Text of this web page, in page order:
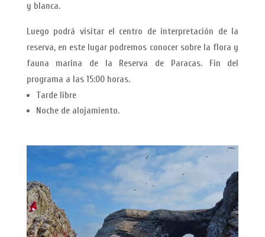
y blanca.
Luego podrá visitar el centro de interpretación de la
reserva, en este lugar podremos conocer sobre la flora y
fauna marina de la Reserva de Paracas. Fin del
programa a las 15:00 horas.
Tarde libre
Noche de alojamiento.